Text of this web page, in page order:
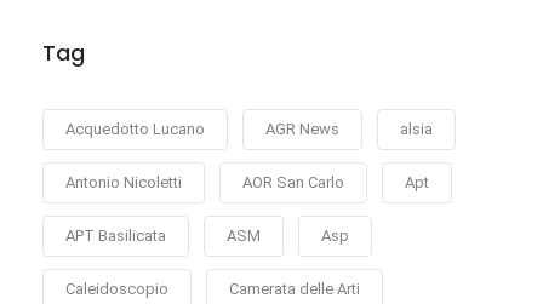
Tag
Acquedotto Lucano AGR News alsia
Antonio Nicoletti AOR San Carlo Apt
APT Basilicata ASM Asp
Caleidoscopio Camerata delle Arti